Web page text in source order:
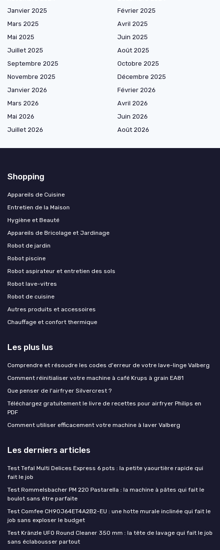
Janvier 2025
Février 2025
Mars 2025
Avril 2025
Mai 2025
Juin 2025
Juillet 2025
Août 2025
Septembre 2025
Octobre 2025
Novembre 2025
Décembre 2025
Janvier 2026
Février 2026
Mars 2026
Avril 2026
Mai 2026
Juin 2026
Juillet 2026
Août 2026
Shopping
Appareils de Cuisine
Entretien de la Maison
Hygiène et Beauté
Appareils de Bricolage et Jardinage
Robot de jardin
Robot piscine
Robot aspirateur et entretien des sols
Robot lave-vitres
Robot de cuisine
Autres produits et accessoires
Chauffage et confort thermique
Les plus lus
Comprendre et résoudre les codes d'erreur de votre lave-linge Valberg
Comment réinitialiser votre machine à café Krups à grain EA81
Que penser de l'airfryer Silvercrest ?
Téléchargez gratuitement le livre de recettes pour airfryer Philips en
PDF
Comment utiliser efficacement votre machine à laver Valberg
Les derniers articles
Test Tefal Multi Delices Express 6 pots : la petite yaourtière rapide qui
fait le job
Test Rommelsbacher PM 220 Pastarella : la machine à pâtes qui fait le
boulot sans être parfaite
Test Comfee CH90J64ET4A2B2-EU : une hotte murale inclinée qui fait le
job sans exploser le budget
Test Kränzle UFO Round Cleaner 350 mm : la tête de lavage qui fait le job
sans éclabousser partout